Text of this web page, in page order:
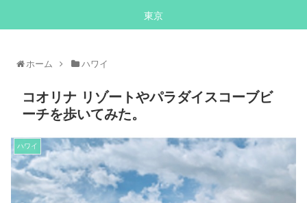
東京
ホーム ハワイ
コオリナ リゾートやパラダイスコーブビ
ーチを歩いてみた。
ハワイ